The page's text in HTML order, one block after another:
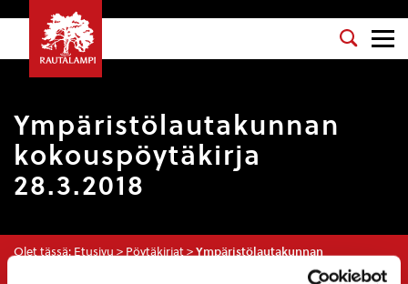
Ympäristölautakunnan
kokouspöytäkirja
28.3.2018
Olet tässä:Etusivu>Pöytäkirjat>Ympäristölautakunnan